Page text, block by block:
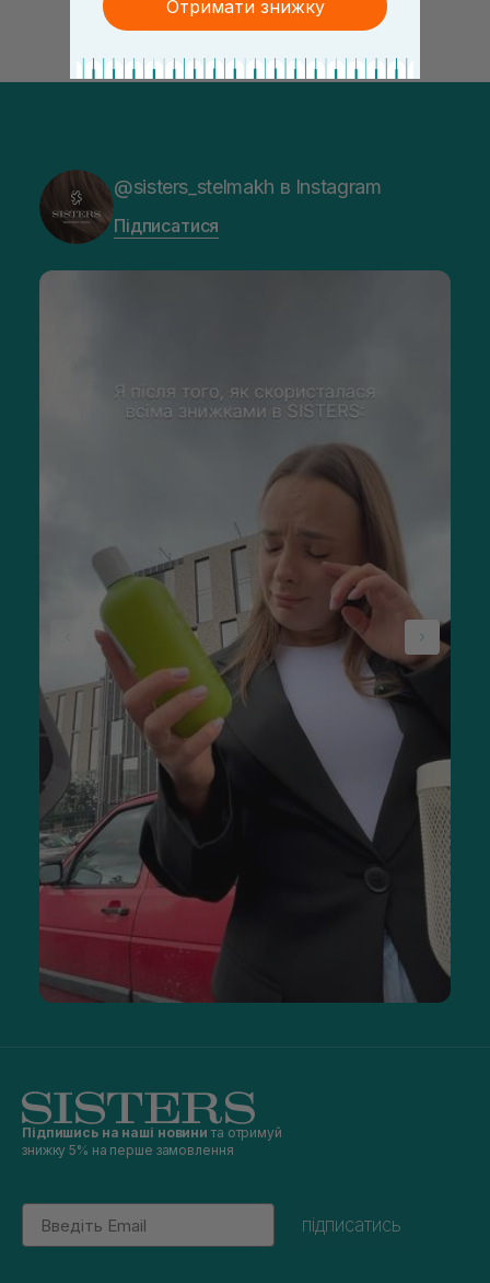
@sisters_stelmakh в Instagram
Підписатися
Підпишись на наші новини та отримуй
знижку 5% на перше замовлення
Email
підписатись
Отримати знижку